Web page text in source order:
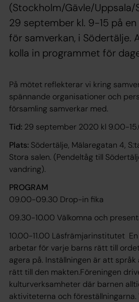
(Stockholm/Gävle/
29 september kl. 9-15 på
för samverkan, i Södertälje.
kolla in programmet för
På mötet reflekterar vi kring
spännande organisationer och
församling samverkar med.
Tid: 29 september 2020 kl
Plats: Södertälje, Mälaregatan 4,
Stora salen. (Pendeltåg till
vandring).
PROGRAM
09.00-09.30 Drop-in fika
09.30-10.00 Välkomna och
10.00-11.00 Läsfrämjarinstitutet
arbetar för varje barns rätt till
agera på. Inställningen är att språk
rätt till den makten.Föreningen
kulturverksamheter där barnen
aktiviteterna och